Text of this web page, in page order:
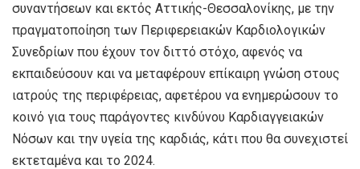
συναντήσεων και εκτός Αττικής-Θεσσαλονίκης, με την
πραγματοποίηση των Περιφερειακών Καρδιολογικών
Συνεδρίων που έχουν τον διττό στόχο, αφενός να
εκπαιδεύσουν και να μεταφέρουν επίκαιρη γνώση στους
ιατρούς της περιφέρειας, αφετέρου να ενημερώσουν το
κοινό για τους παράγοντες κινδύνου Καρδιαγγειακών
Νόσων και την υγεία της καρδιάς, κάτι που θα συνεχιστεί
εκτεταμένα και το 2024.